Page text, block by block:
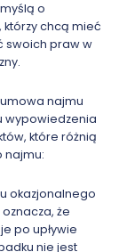
o
chcą mieć
swoich praw w
najmu
wypowiedzenia
które różnią
najmu:
okazjonalnego
że
po upływie
nie jest